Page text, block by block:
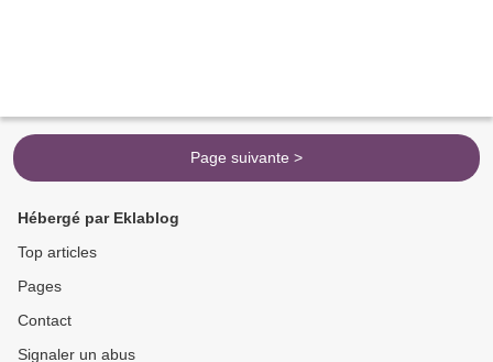
Page suivante >
Hébergé par Eklablog
Top articles
Pages
Contact
Signaler un abus